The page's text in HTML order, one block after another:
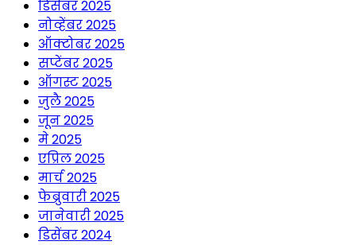
डिसेंबर 2025
नोव्हेंबर 2025
ऑक्टोबर 2025
सप्टेंबर 2025
ऑगस्ट 2025
जुलै 2025
जून 2025
मे 2025
एप्रिल 2025
मार्च 2025
फेब्रुवारी 2025
जानेवारी 2025
डिसेंबर 2024